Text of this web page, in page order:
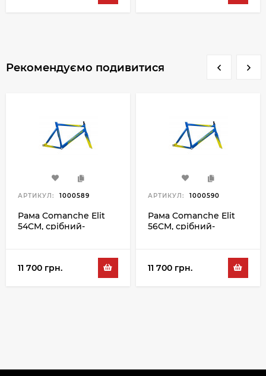
Рекомендуємо подивитися
АРТИКУЛ: 1000589
Рама Comanche Elit
54CM, срібний-
11 700 грн.
АРТИКУЛ: 1000590
Рама Comanche Elit
56CM, срібний-
11 700 грн.